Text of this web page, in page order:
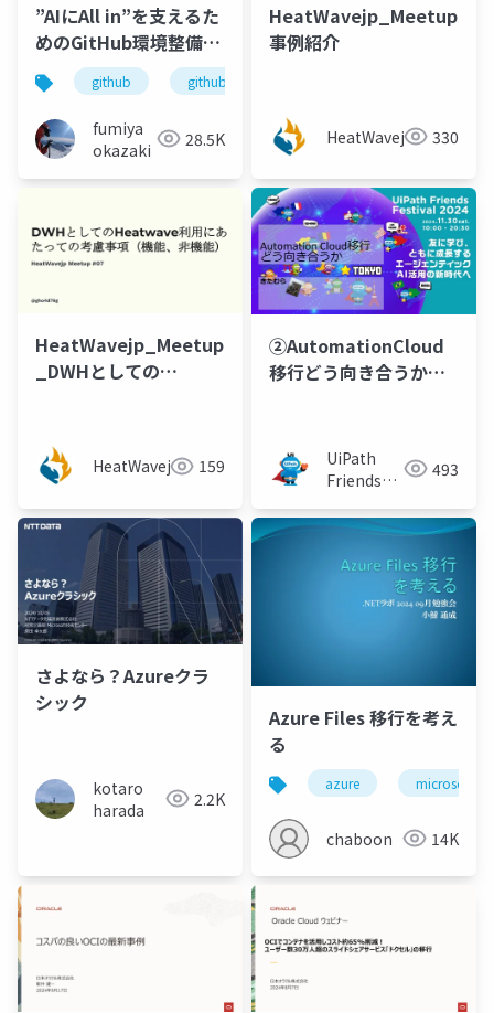
”AIにAll in”を支えるた
めのGitHub環境整備
_GitHub
OctoNihon@odaiba
github github copilot
fumiya
okazaki
28.5K
事例紹介
HeatWavejp 330
HeatWavejp_Meetup_07_【LT4】
_DWHとしての
能、非機能）
HeatWavejp 159
②AutomationCloud
移行どう向き合うか
UiPath
Friends
493
さよなら？Azureクラ
シック
kotaro
harada
2.2K
Azure Files 移行を考え
る
azure
chaboon 14K